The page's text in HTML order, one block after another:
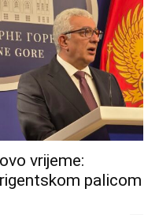
vrijeme:
palicom